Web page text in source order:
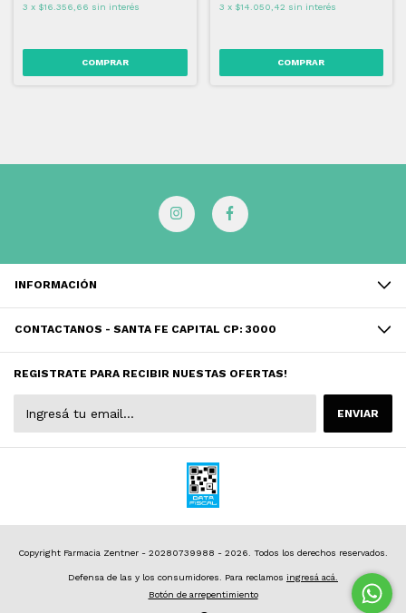
3 x $16.356,66 sin interés 3 x $14.050,42 sin interés
INFORMACIÓN
CONTACTANOS - SANTA FE CAPITAL CP: 3000
REGISTRATE PARA RECIBIR NUESTAS OFERTAS!
Copyright Farmacia Zentner - 20280739988 - 2026. Todos los derechos reservados.
Defensa de las y los consumidores. Para reclamos ingresá acá.
Botón de arrepentimiento